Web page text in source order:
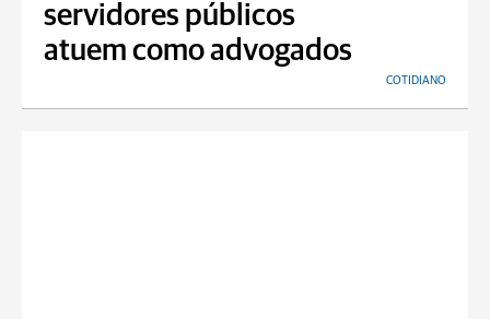
servidores públicos
atuem como advogados
COTIDIANO